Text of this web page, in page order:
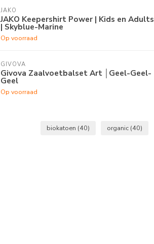
JAKO
JAKO Keepershirt Power | Kids en Adults
| Skyblue-Marine
Op voorraad
GIVOVA
Givova Zaalvoetbalset Art │Geel-Geel-
Geel
Op voorraad
biokatoen (40) organic (40)